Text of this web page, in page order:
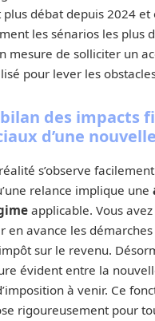
plus débat depuis 2024 et
les sénarios les plus
mesure de solliciter un
pour lever les
des impacts
d’une
s’observe
relance implique une
applicable. Vous
en avance les démarches
sur le revenu.
évident entre la
à venir. Ce
rigoureusement pour